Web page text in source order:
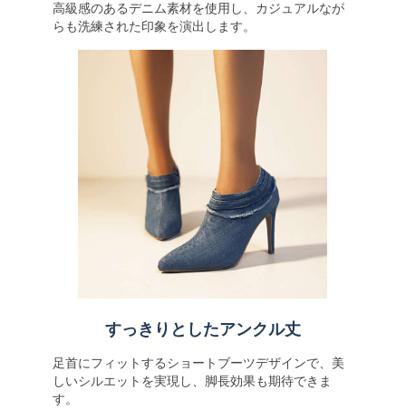
高級感のあるデニム素材を使用し、カジュアルなが
らも洗練された印象を演出します。
すっきりとしたアンクル丈
足首にフィットするショートブーツデザインで、美
しいシルエットを実現し、脚長効果も期待できま
す。